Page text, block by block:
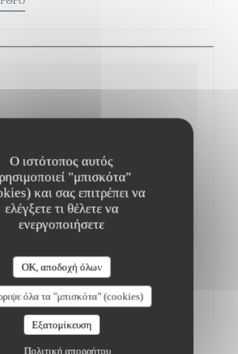
Ο ιστότοπος αυτός
"μπισκότα"
και σας επιτρέπει να
ελέγξετε τι θέλετε να
ενεργοποιήσετε
OK, αποδοχή όλων
όλα τα "μπισκότα" (cookies)
Εξατομίκευση
Πολιτική απορρήτου
12/20